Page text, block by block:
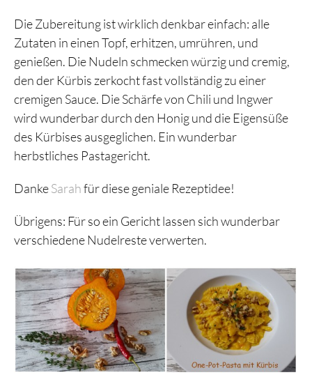
Die Zubereitung ist wirklich denkbar einfach: alle
Zutaten in einen Topf, erhitzen, umrühren, und
genießen. Die Nudeln schmecken würzig und cremig,
den der Kürbis zerkocht fast vollständig zu einer
cremigen Sauce. Die Schärfe von Chili und Ingwer
wird wunderbar durch den Honig und die Eigensüße
des Kürbises ausgeglichen. Ein wunderbar
herbstliches Pastagericht.
DankeSarahfür diese geniale Rezeptidee!
Übrigens: Für so ein Gericht lassen sich wunderbar
verschiedene Nudelreste verwerten.